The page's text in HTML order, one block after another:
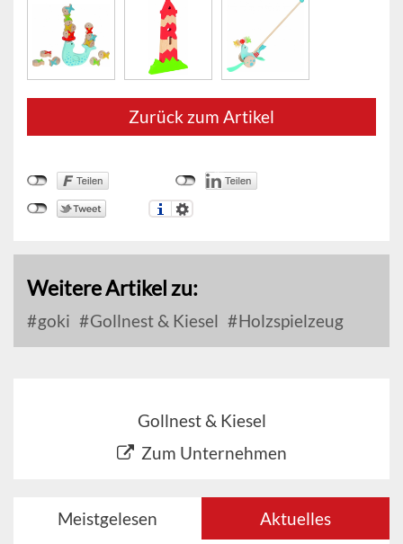
Zurück zum Artikel
Weitere Artikel zu:
goki Gollnest & Kiesel Holzspielzeug
Gollnest & Kiesel
Zum Unternehmen
Meistgelesen Aktuelles